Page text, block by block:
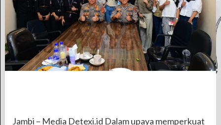
Jambi – Media Detexi.id Dalam upaya memperkuat